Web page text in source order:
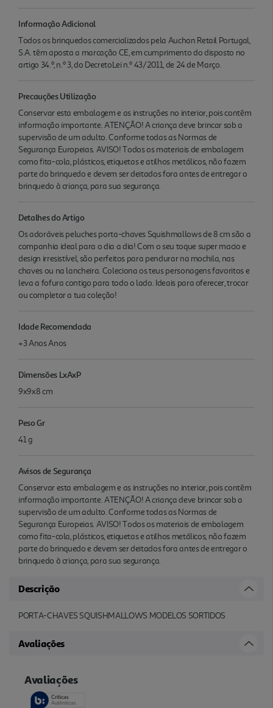
Informação Adicional
Todos os brinquedos comercializados pela Auchan Retail Portugal,
S.A. têm aposta a marcação CE, em cumprimento do disposto no
artigo 34.º, n.º 3, do DecretoLei n.º 43/2011, de 24 de Março.
Precauções Utilização
Conservar esta embalagem e as instruções no interior, pois contêm
informação importante. ATENÇÃO! A criança deve brincar sob a
supervisão de um adulto. Conforme todas as Normas de
Segurança Europeias. AVISO! Todos os materiais de embalagem
como fita-cola, plásticos, etiquetas e atilhos metálicos, não fazem
parte do brinquedo e devem ser deitados fora antes de entregar o
brinquedo à criança, para sua segurança.
Detalhes do Artigo
Os adoráveis peluches porta-chaves Squishmallows de 8 cm são a
companhia ideal para o dia a dia! Com o seu toque super macio e
design irresistível, são perfeitos para pendurar na mochila, nas
chaves ou na lancheira. Coleciona os teus personagens favoritos e
leva a fofura contigo para todo o lado. Ideais para oferecer, trocar
ou completar a tua coleção!
Idade Recomendada
+3 Anos Anos
Dimensões LxAxP
9x9x8 cm
Peso Gr
41 g
Avisos de Segurança
Conservar esta embalagem e as instruções no interior, pois contêm
informação importante. ATENÇÃO! A criança deve brincar sob a
supervisão de um adulto. Conforme todas as Normas de
Segurança Europeias. AVISO! Todos os materiais de embalagem
como fita-cola, plásticos, etiquetas e atilhos metálicos, não fazem
parte do brinquedo e devem ser deitados fora antes de entregar o
brinquedo à criança, para sua segurança.
Descrição
PORTA-CHAVES SQUISHMALLOWS MODELOS SORTIDOS
Avaliações